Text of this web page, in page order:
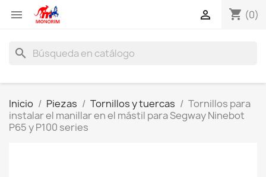
 shopping_cart (0)

search
Inicio Piezas Tornillos y tuercas
Tornillos para
instalar el manillar en el mástil para Segway Ninebot
P65 y P100 series